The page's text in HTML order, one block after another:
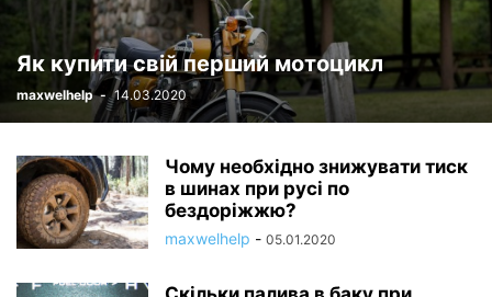
Як купити свій перший мотоцикл
maxwelhelp - 14.03.2020
Чому необхідно знижувати тиск
в шинах при русі по
бездоріжжю?
maxwelhelp - 05.01.2020